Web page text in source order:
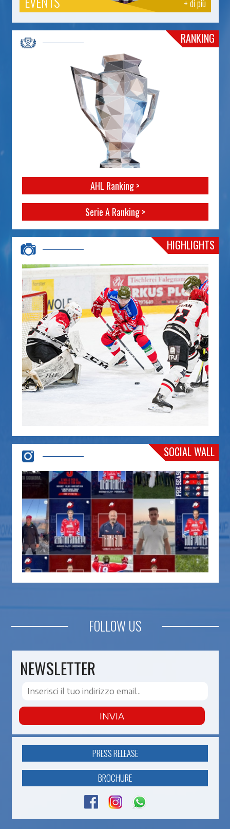
+ di più
RANKING
AHL Ranking >
Serie A Ranking >
HIGHLIGHTS
SOCIAL WALL
FOLLOW US
NEWSLETTER
INVIA
PRESS RELEASE
BROCHURE